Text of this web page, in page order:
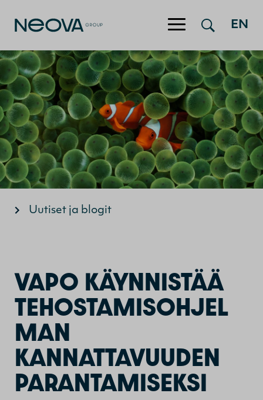
Hyppää sisältöön EN
Uutiset ja blogit
VAPO KÄYNNISTÄÄ
TEHOSTAMISOHJEL
MAN
KANNATTAVUUDEN
PARANTAMISEKSI